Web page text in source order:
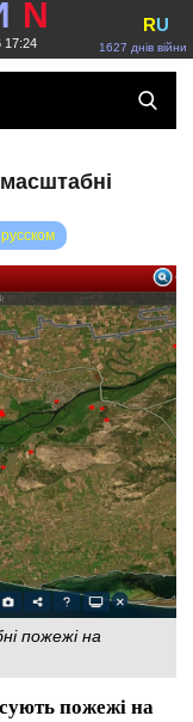
N
17:24 1627 днів війни
RU
пожежі на
пожежі на